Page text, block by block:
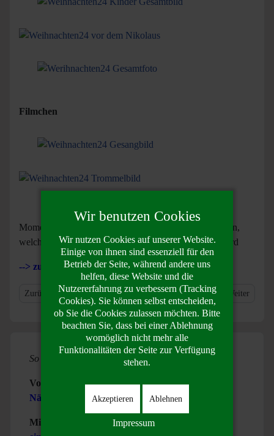
So können Sie Kiru unterstützen
Volontärin /Volontär
Näheres siehe hier
Mittels Errichtung
Filmchen
Momentan nutzen wir erst den Aussenbereich fürs Essen,
welches noch in der Küche der alten Kita zubereitet wird
--> zum Einweihungsfest
Vorheriger Beitrag: Kontaktaufnahme
Zurück Nächster
Weiter
Wir benutzen Cookies
Wir nutzen Cookies auf unserer Website.
Einige von ihnen sind essenziell für den
Betrieb der Seite, während andere uns
helfen, diese Website und die
Nutzererfahrung zu verbessern (Tracking
Cookies). Sie können selbst entscheiden,
ob Sie die Cookies zulassen möchten. Bitte
beachten Sie, dass bei einer Ablehnung
womöglich nicht mehr alle
Funktionalitäten der Seite zur Verfügung
stehen.
Akzeptieren Ablehnen
Impressum